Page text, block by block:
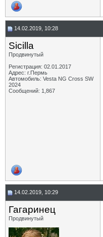
14.02.2019, 10:28
Sicilla
Продвинутый
Регистрация: 02.01.2017
Адрес: г.Пермь
Автомобиль: Vesta NG Cross SW
2024
Сообщений: 1,867
14.02.2019, 10:29
Гагаринец
Продвинутый